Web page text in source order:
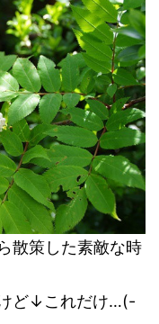
散策した素敵な時
ど↓これだけ…(-